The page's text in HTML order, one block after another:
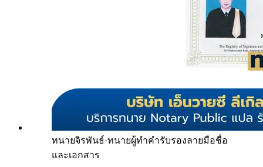
ทนายจิรพันธ์·ทนายผู้ทำคำรับรองลายมือชื่อ
และเอกสาร